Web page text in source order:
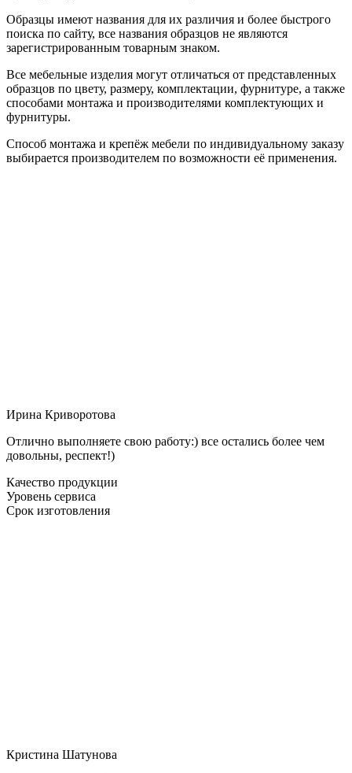
Образцы имеют названия для их различия и более быстрого
поиска по сайту, все названия образцов не являются
зарегистрированным товарным знаком.
Все мебельные изделия могут отличаться от представленных
образцов по цвету, размеру, комплектации, фурнитуре, а также
способами монтажа и производителями комплектующих и
фурнитуры.
Способ монтажа и крепёж мебели по индивидуальному заказу
выбирается производителем по возможности её применения.
Ирина Криворотова
Отлично выполняете свою работу:) все остались более чем
довольны, респект!)
Качество продукции
Уровень сервиса
Срок изготовления
Кристина Шатунова